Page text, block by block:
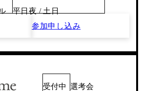
平日夜 / 土日
参加申し込み
受付中 選考会